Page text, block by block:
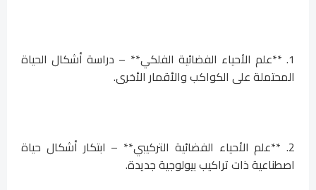
1. **علم الأحياء الفضائية الفلكي** – دراسة أشكال الحياة
المحتملة على الكواكب والأقمار الأخرى.
2. **علم الأحياء الفضائية التركيبي** – ابتكار أشكال حياة
اصطناعية ذات تراكيب بيولوجية جديدة.